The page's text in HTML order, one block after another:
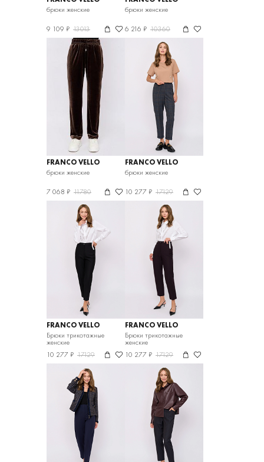
брюки женские
9 109 ₽ 13013
брюки женские
6 216 ₽ 10360
FRANCO VELLO
брюки женские
7 068 ₽ 11780
FRANCO VELLO
брюки женские
10 277 ₽ 17129
FRANCO VELLO
Брюки трикотажные
женские
10 277 ₽ 17129
FRANCO VELLO
Брюки трикотажные
женские
10 277 ₽ 17129